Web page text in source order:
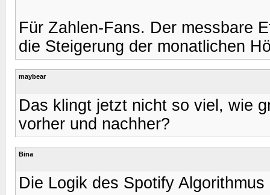
Für Zahlen-Fans. Der messbare
die Steigerung der monatlichen
maybear
Das klingt jetzt nicht so viel, wie
vorher und nachher?
Bina
Die Logik des Spotify